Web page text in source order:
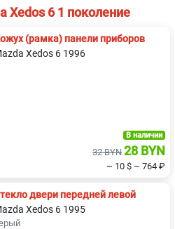
Xedos 6 1 поколение
(рамка) панели приборов
Xedos 6 1996
В наличии
32 BYN 28 BYN
~ 10 $ ~ 764 ₽
двери передней левой
Xedos 6 1995